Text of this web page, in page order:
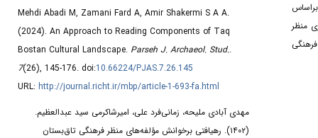
Mehdi Abadi M, Zamani Fard A, Amir Shakermi S A A.
(2024). An Approach to Reading Components of Taq
Bostan Cultural Landscape. Parseh J. Archaeol. Stud..
7(26), 145-176. doi:10.66224/PJAS.7.26.145
URL: http://journal.richt.ir/mbp/article-1-693-fa.html
مهدی آبادی ملیحه، زمانی‌فرد علی، امیرشاکرمی سید عبدالعظیم.
(۱۴۰۲).
رهیافتی برخوانش مؤلفه‌های منظر فرهنگی تاق‌بستان
براساس
منظر